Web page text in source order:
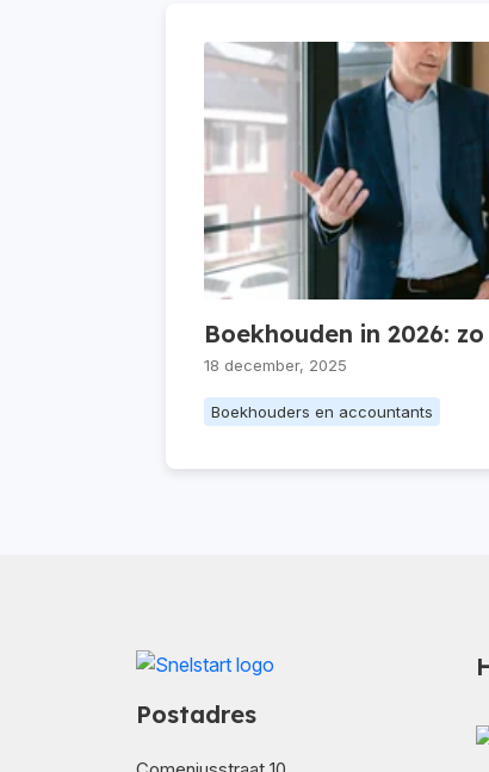
Boekhouden in 2026:
18 december, 2025
Boekhouders en accountants
Postadres